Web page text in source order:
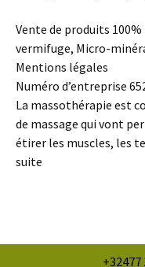
Vente de produits
vermifuge, Micro-
Mentions légales
Numéro d’entreprise
La massothérapie est
de massage qui vont
étirer les muscles, les
suite
+32477